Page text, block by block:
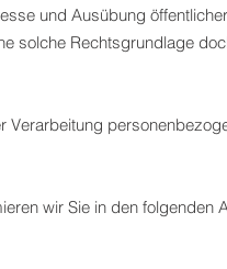
und Ausübung
solche Rechtsgrundlage
wir Sie in den folgenden